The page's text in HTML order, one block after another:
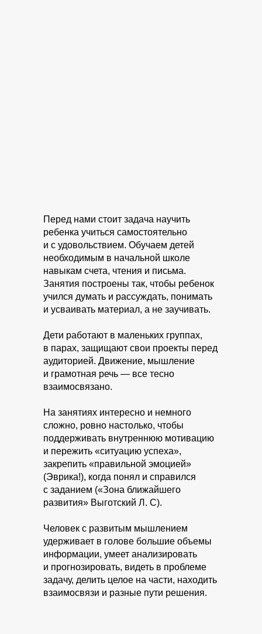
Перед нами стоит задача научить
ребенка учиться самостоятельно
и с удовольствием. Обучаем детей
необходимым в начальной школе
навыкам счета, чтения и письма.
Занятия построены так, чтобы ребенок
учился думать и рассуждать, понимать
и усваивать материал, а не заучивать.
Дети работают в маленьких группах,
в парах, защищают свои проекты перед
аудиторией. Движение, мышление
и грамотная речь — все тесно
взаимосвязано.
На занятиях интересно и немного
сложно, ровно настолько, чтобы
поддерживать внутреннюю мотивацию
и пережить «ситуацию успеха»,
закрепить «правильной эмоцией»
(Эврика!), когда понял и справился
с заданием («Зона ближайшего
развития» Выготский Л. С).
Человек с развитым мышлением
удерживает в голове большие объемы
информации, умеет анализировать
и прогнозировать, видеть в проблеме
задачу, делить целое на части, находить
взаимосвязи и разные пути решения.